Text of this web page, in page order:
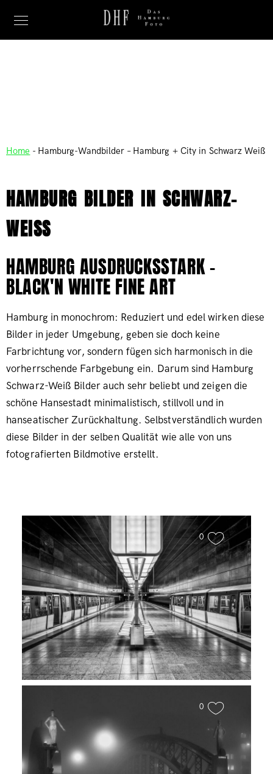
Home - Hamburg-Wandbilder – Hamburg + City in Schwarz Weiß
HAMBURG BILDER IN SCHWARZ-
WEISS
HAMBURG AUSDRUCKSSTARK -
BLACK'N WHITE FINE ART
Hamburg in monochrom: Reduziert und edel wirken diese
Bilder in jeder Umgebung, geben sie doch keine
Farbrichtung vor, sondern fügen sich harmonisch in die
vorherrschende Farbgebung ein. Darum sind Hamburg
Schwarz-Weiß Bilder auch sehr beliebt und zeigen die
schöne Hansestadt minimalistisch, stillvoll und in
hanseatischer Zurückhaltung. Selbstverständlich wurden
diese Bilder in der selben Qualität wie alle von uns
fotografierten Bildmotive erstellt.
0
Hamburg Bilder in Schwarz-
Weiß. Edle Wandmotive
0